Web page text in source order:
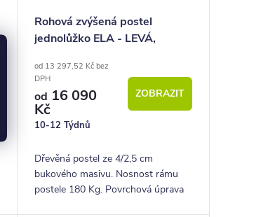
Rohová zvýšená postel
jednolůžko ELA - LEVÁ,
od 13 297,52 Kč bez
DPH
od 16 090
Kč
10-12 Týdnů
ZOBRAZIT
Dřevěná postel ze 4/2,5 cm
bukového masivu. Nosnost rámu
postele 180 Kg. Povrchová úprava